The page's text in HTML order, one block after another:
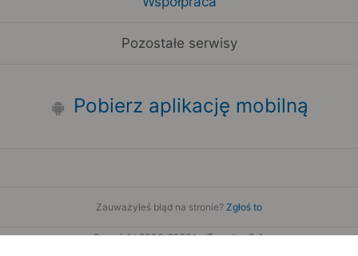
Pozostałe serwisy
Pobierz aplikację mobilną
Zauważyłeś błąd na stronie? Zgłoś to
Copyright 2006-2026 by Teroplan S.A.